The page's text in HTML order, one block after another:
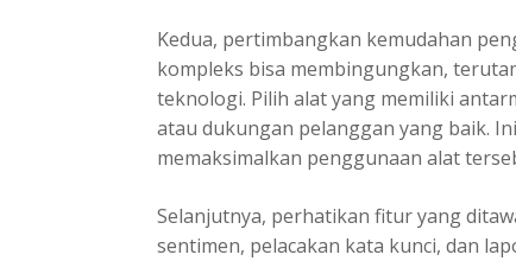
Kedua, pertimbangkan kemudahan
kompleks bisa membingungkan,
teknologi. Pilih alat yang memiliki
atau dukungan pelanggan yang baik.
memaksimalkan penggunaan alat
Selanjutnya, perhatikan fitur yang
sentimen, pelacakan kata kunci, dan